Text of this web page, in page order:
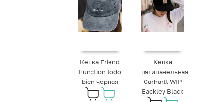
Кепка Friend
Function todo
bien черная
Кепка
пятипанельная
Carhartt WIP
Backley Black